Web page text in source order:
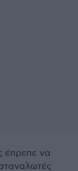
έπρεπε να